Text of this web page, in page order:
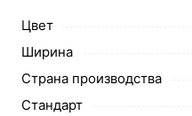
Цвет
Ширина
Страна производства
Стандарт